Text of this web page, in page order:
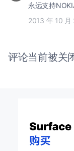
2013 年 10 月
评论当前被关